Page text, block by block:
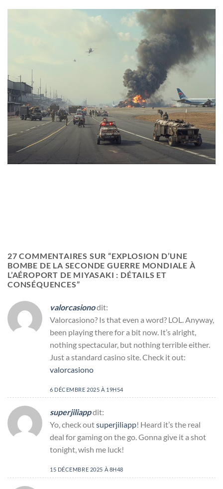
27 COMMENTAIRES SUR “EXPLOSION D’UNE
BOMBE DE LA SECONDE GUERRE MONDIALE À
L’AÉROPORT DE MIYASAKI : DÉTAILS ET
CONSÉQUENCES”
valorcasionodit:
Valorcasiono? Is that even a word? LOL. Anyway,
been playing there for a bit now. It’s alright,
nothing spectacular, but nothing terrible either.
Just a standard casino site. Check it out:
valorcasiono
6 DÉCEMBRE 2025 À 19H54
superjiliappdit:
Yo, check outsuperjiliapp! Heard it’s the real
deal for gaming on the go. Gonna give it a shot
tonight, wish me luck!
15 DÉCEMBRE 2025 À 8H48